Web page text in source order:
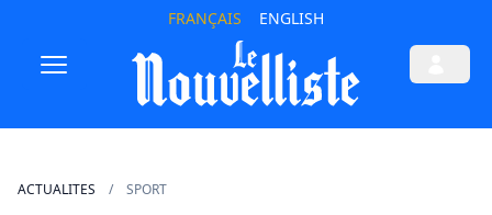
FRANÇAIS ENGLISH
ACTUALITES SPORT